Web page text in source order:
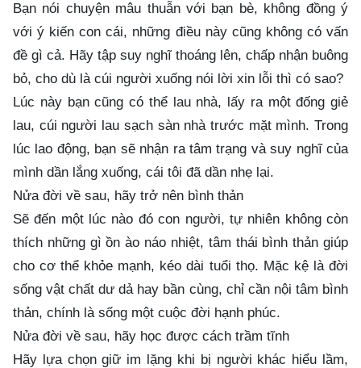
Bạn nói chuyện mâu thuẫn với bạn bè, không đồng ý
với ý kiến con cái, những điều này cũng không có vấn
đề gì cả. Hãy tập suy nghĩ thoáng lên, chấp nhận buông
bỏ, cho dù là cúi người xuống nói lời xin lỗi thì có sao?
Lúc này bạn cũng có thể lau nhà, lấy ra một đống giẻ
lau, cúi người lau sạch sàn nhà trước mặt mình. Trong
lúc lao động, bạn sẽ nhận ra tâm trạng và suy nghĩ của
mình dần lắng xuống, cái tôi đã dần nhẹ lại.
Nửa đời về sau, hãy trở nên bình thản
Sẽ đến một lúc nào đó con người, tự nhiên không còn
thích những gì ồn ào náo nhiệt, tâm thái bình thản giúp
cho cơ thể khỏe mạnh, kéo dài tuổi thọ. Mặc kệ là đời
sống vật chất dư dả hay bần cùng, chỉ cần nội tâm bình
thản, chính là sống một cuộc đời hạnh phúc.
Nửa đời về sau, hãy học được cách trầm tĩnh
Hãy lựa chọn giữ im lặng khi bị người khác hiểu lầm,